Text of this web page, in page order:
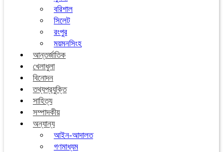
বরিশাল
সিলেট
রংপুর
ময়মনসিংহ
আন্তর্জাতিক
খেলাধুলা
বিনোদন
তথ্যপ্রযুক্তি
সাহিত্য
সম্পাদকীয়
অন্যান্য
আইন-আদালত
গণমাধ্যম